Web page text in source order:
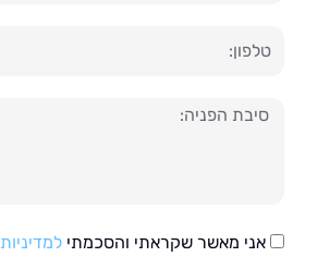
אני מאשר שקראתי והסכמתילמדיניות הפרטיות